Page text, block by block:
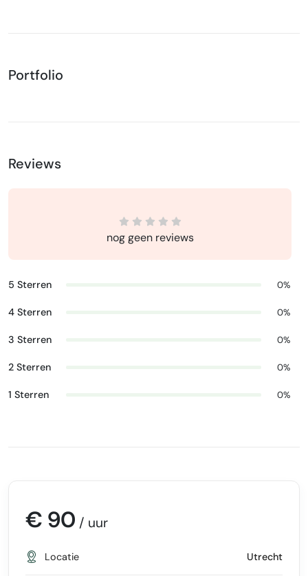
Portfolio
Reviews
nog geen reviews
5 Sterren 0%
4 Sterren 0%
3 Sterren 0%
2 Sterren 0%
1 Sterren 0%
€ 90 / uur
Locatie Utrecht